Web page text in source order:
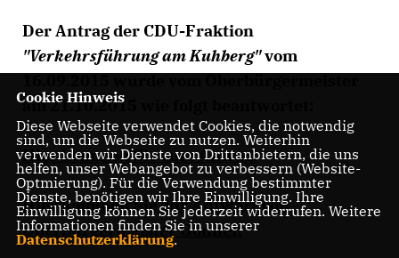
Der Antrag der CDU-Fraktion
"Verkehrsführung am Kuhberg"vom
am 21.10.2015 wie folgt beantwortet:
Hier kommen Sie zum Antrag.
Hier kommen Sie zur Antwort von
Oberbürgermeister Gönner.
Cookie Hinweis
Diese Webseite verwendet Cookies, die notwendig
sind, um die Webseite zu nutzen. Weiterhin
verwenden wir Dienste von Drittanbietern, die uns
helfen, unser Webangebot zu verbessern (Website-
Optmierung). Für die Verwendung bestimmter
Dienste, benötigen wir Ihre Einwilligung. Ihre
Einwilligung können Sie jederzeit widerrufen. Weitere
Informationen finden Sie in unserer
Datenschutzerklärung.